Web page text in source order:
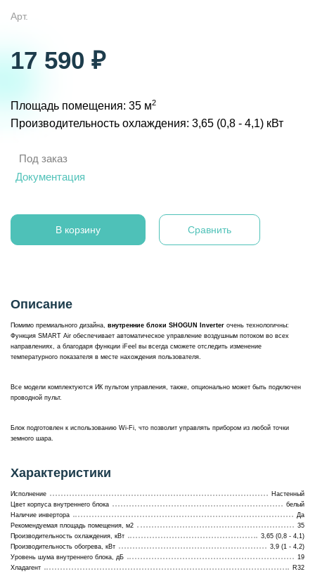
Арт.
17 590 ₽
Площадь помещения: 35 м2
Производительность охлаждения: 3,65 (0,8 - 4,1) кВт
Под заказ
Документация
В корзину Сравнить
Описание
Помимо премиального дизайна, внутренние блоки SHOGUN Inverter очень технологичны:
Функция SMART Air обеспечивает автоматическое управление воздушным потоком во всех
направлениях, а благодаря функции iFeel вы всегда сможете отследить изменение
температурного показателя в месте нахождения пользователя.
Все модели комплектуются ИК пультом управления, также, опционально может быть подключен
проводной пульт.
Блок подготовлен к использованию Wi-Fi, что позволит управлять прибором из любой точки
земного шара.
Характеристики
Исполнение
Настенный
Цвет корпуса внутреннего блока
белый
Наличие инвертора
Да
Рекомендуемая площадь помещения, м2
35
Производительность охлаждения, кВт
3,65 (0,8 - 4,1)
Производительность обогрева, кВт
3,9 (1 - 4,2)
Уровень шума внутреннего блока, дБ
19
Хладагент
R32